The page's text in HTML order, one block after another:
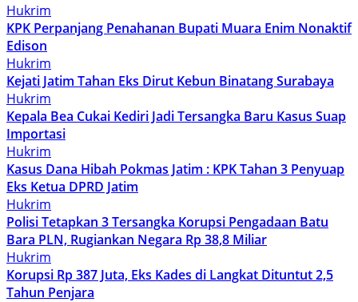
Hukrim
KPK Perpanjang Penahanan Bupati Muara Enim Nonaktif
Edison
Hukrim
Kejati Jatim Tahan Eks Dirut Kebun Binatang Surabaya
Hukrim
Kepala Bea Cukai Kediri Jadi Tersangka Baru Kasus Suap
Importasi
Hukrim
Kasus Dana Hibah Pokmas Jatim : KPK Tahan 3 Penyuap
Eks Ketua DPRD Jatim
Hukrim
Polisi Tetapkan 3 Tersangka Korupsi Pengadaan Batu
Bara PLN, Rugiankan Negara Rp 38,8 Miliar
Hukrim
Korupsi Rp 387 Juta, Eks Kades di Langkat Dituntut 2,5
Tahun Penjara